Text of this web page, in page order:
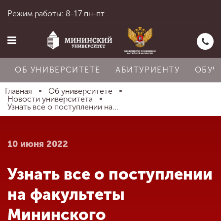
Главная
Абитуриенту
Режим работы: 8-17 пн-пт
ОБ УНИВЕРСИТЕТЕ АБИТУРИЕНТУ
Главная
Об университете
Новости университета
Узнать все о поступлении на...
10 июня 2022
Узнать все о поступлении
на факультеты
Мининского